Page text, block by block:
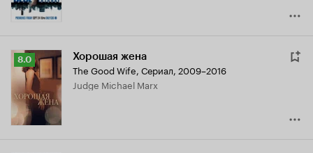
Рейтинг
Кинопоиска
8.0
8.0 Хорошая жена
The Good Wife, Сериал, 2009–2016
Judge Michael Marx